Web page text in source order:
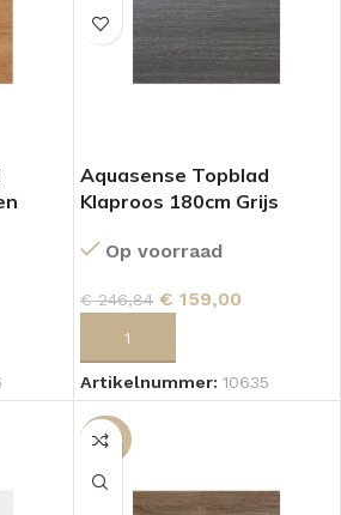
Aquasense Topblad
Klaproos 180cm Grijs
Op voorraad
€246,84 € 159,00
Artikelnummer: 10635
-36%